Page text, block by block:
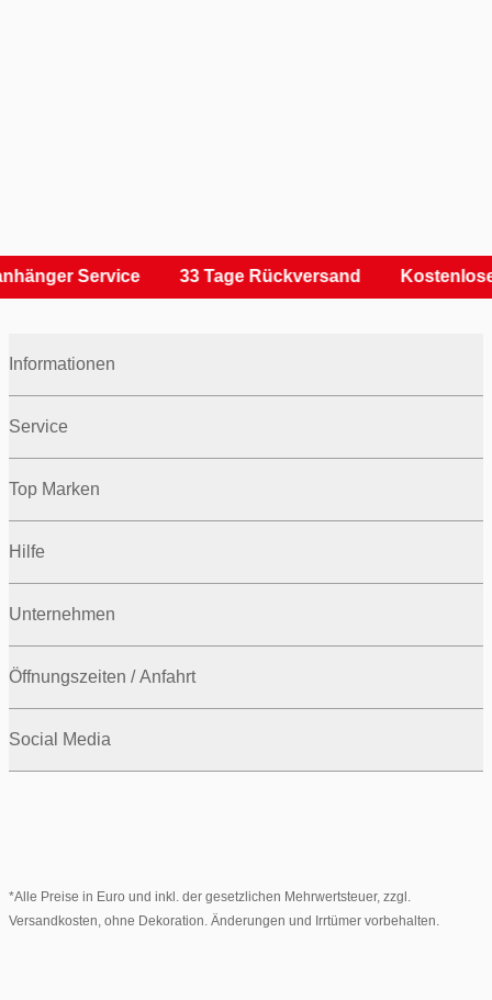
Service 33 Tage Rückversand
Informationen
Service
Top Marken
Hilfe
Unternehmen
Öffnungszeiten / Anfahrt
Social Media
*Alle Preise in Euro und inkl. der gesetzlichen Mehrwertsteuer, zzgl.
Versandkosten, ohne Dekoration. Änderungen und Irrtümer vorbehalten.